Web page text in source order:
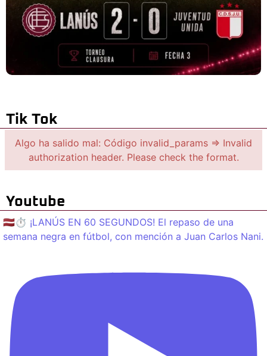
Tik Tok
Algo ha salido mal: Código invalid_params => Invalid
authorization header. Please check the format.
Youtube
🇱🇻⏱️ ¡LANÚS EN 60 SEGUNDOS! El repaso de una
semana negra en fútbol, con mención a Juan Carlos Nani.